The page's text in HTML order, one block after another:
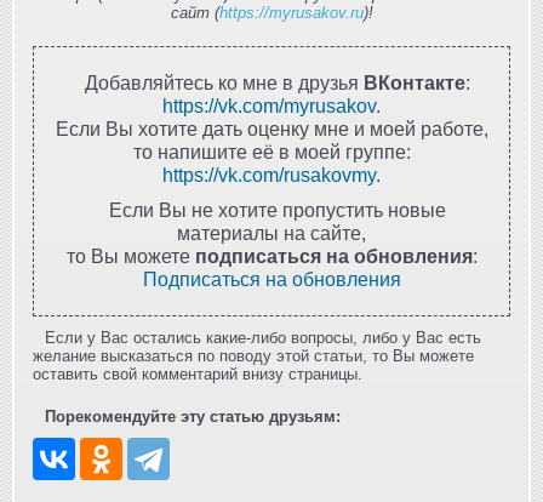
сайт (https://myrusakov.ru)!
Добавляйтесь ко мне в друзья ВКонтакте:
https://vk.com/myrusakov.
Если Вы хотите дать оценку мне и моей работе,
то напишите её в моей группе:
https://vk.com/rusakovmy.
Если Вы не хотите пропустить новые
материалы на сайте,
то Вы можете подписаться на обновления:
Подписаться на обновления
Если у Вас остались какие-либо вопросы, либо у Вас есть
желание высказаться по поводу этой статьи, то Вы можете
оставить свой комментарий внизу страницы.
Порекомендуйте эту статью друзьям: